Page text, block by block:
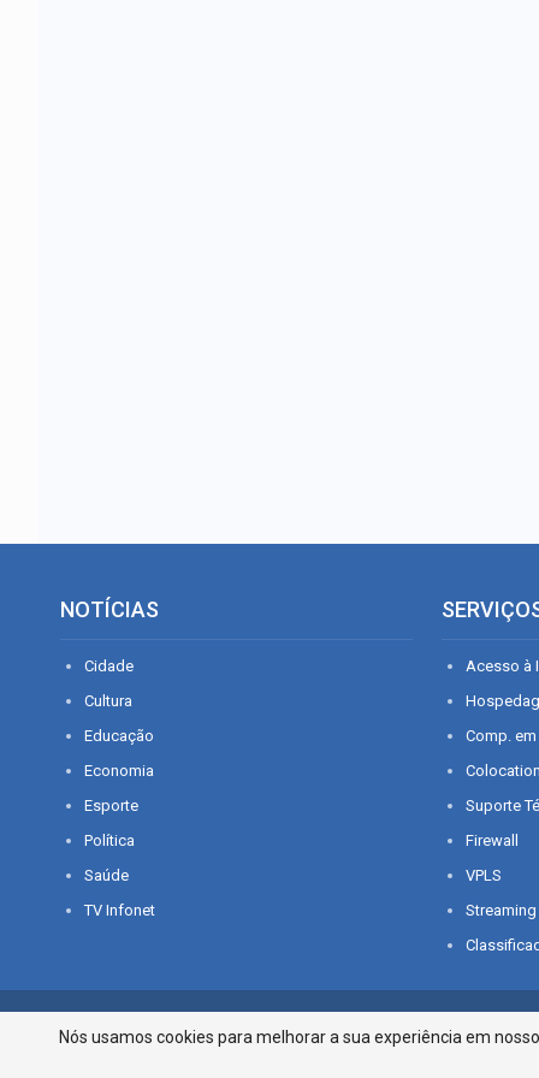
NOTÍCIAS
Cidade
Cultura
Educação
Economia
Esporte
Política
Saúde
TV Infonet
Acesso à
Comp.
Suporte
Firewall
VPLS
Streaming
© 2026 - O que é notícia em Sergipe. Todos os direitos reservados.
Nós usamos cookies para melhorar a sua experiência em